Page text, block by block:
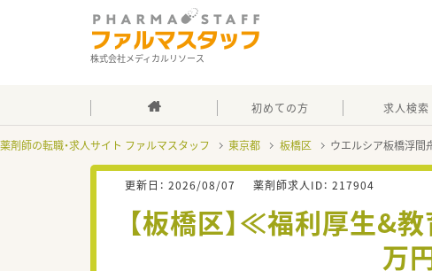
株式会社メディカルリソース
初めての方 求人検索
薬剤師の転職・求人サイト ファルマスタッフ 東京都 板橋区 ウエルシア板橋浮間
更新日： 2026/08/07 薬剤師求人ID： 217904
【板橋区】≪福利厚生&
万